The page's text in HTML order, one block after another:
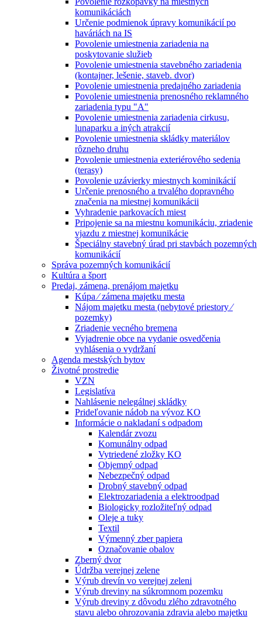
komunikáciách
Určenie podmienok úpravy komunikácií po
haváriách na IS
Povolenie umiestnenia zariadenia na
poskytovanie služieb
Povolenie umiestnenia stavebného zariadenia
(kontajner, lešenie, staveb. dvor)
Povolenie umiestnenia predajného zariadenia
Povolenie umiestnenia prenosného reklamného
zariadenia typu "A"
Povolenie umiestnenia zariadenia cirkusu,
lunaparku a iných atrakcií
Povolenie umiestnenia skládky materiálov
rôzneho druhu
Povolenie umiestnenia exteriérového sedenia
(terasy)
Povolenie uzávierky miestnych kominikácií
Určenie prenosného a trvalého dopravného
značenia na miestnej komunikácii
Vyhradenie parkovacích miest
Pripojenie sa na miestnu komunikáciu, zriadenie
vjazdu z miestnej komunikácie
Špeciálny stavebný úrad pri stavbách pozemných
komunikácií
Správa pozemných komunikácií
Kultúra a šport
Predaj, zámena, prenájom majetku
Kúpa ⁄ zámena majetku mesta
Nájom majetku mesta (nebytové priestory ⁄
pozemky)
Zriadenie vecného bremena
Vyjadrenie obce na vydanie osvedčenia
vyhlásenia o vydržaní
Agenda mestských bytov
Životné prostredie
VZN
Legislatíva
Nahlásenie nelegálnej skládky
Prideľovanie nádob na vývoz KO
Informácie o nakladaní s odpadom
Kalendár zvozu
Komunálny odpad
Vytriedené zložky KO
Objemný odpad
Nebezpečný odpad
Drobný stavebný odpad
Elektrozariadenia a elektroodpad
Biologicky rozložiteľný odpad
Oleje a tuky
Textil
Výmenný zber papiera
Označovanie obalov
Zberný dvor
Údržba verejnej zelene
Výrub drevín vo verejnej zeleni
Výrub dreviny na súkromnom pozemku
Výrub dreviny z dôvodu zlého zdravotného
stavu alebo ohrozovania zdravia alebo majetku